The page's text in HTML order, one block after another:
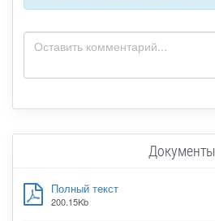
Документы
Полный текст
200.15Kb